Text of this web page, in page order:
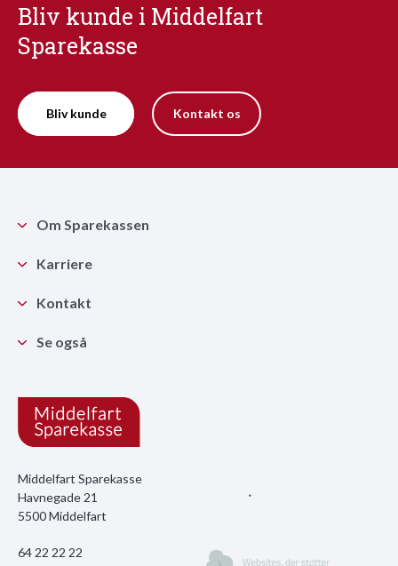
Bliv kunde i Middelfart
Sparekasse
Bliv kunde Kontakt os
Middelfart Sparekasse
Havnegade 21
5500 Middelfart
64 22 22 22
Om Sparekassen
Karriere
Kontakt
Se også